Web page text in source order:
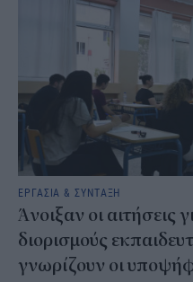
ΕΡΓΑΣΙΑ & ΣΥΝΤΑΞΗ
Άνοιξαν οι αιτήσεις
διορισμούς
γνωρίζουν οι